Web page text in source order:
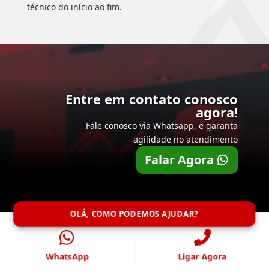
técnico do início ao fim.
Entre em contato conosco
agora!
Fale conosco via Whatsapp, e garanta
agilidade no atendimento
Falar Agora
OLÁ, COMO PODEMOS AJUDAR?
WhatsApp Ligar Agora